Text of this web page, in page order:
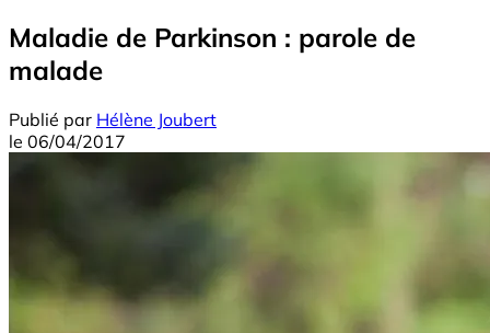
Maladie de Parkinson : parole de
malade
Publié par Hélène Joubert
le 06/04/2017